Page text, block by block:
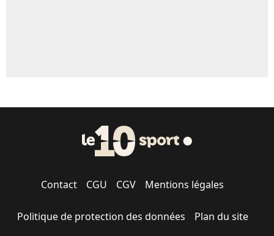
Contact CGU CGV Mentions légales
Politique de protection des données Plan du site